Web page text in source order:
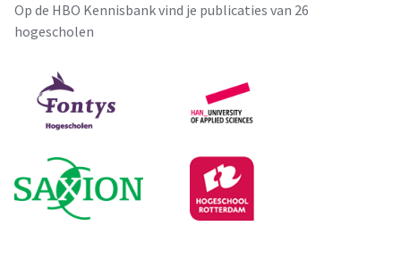
Op de HBO Kennisbank vind je publicaties van 26
hogescholen